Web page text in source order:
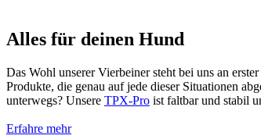
Alles für deinen Hund
Das Wohl unserer Vierbeiner steht bei uns an
Produkte, die genau auf jede dieser Situationen
unterwegs? Unsere TPX-Pro ist faltbar und stabil
Erfahre mehr